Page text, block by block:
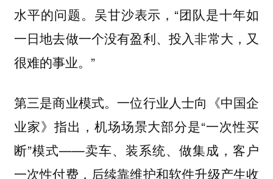
水平的问题。吴甘沙表示，“团队是十年如
一日地去做一个没有盈利、投入非常大，又
很难的事业。”
第三是商业模式。一位行业人士向《中国企
业家》指出，机场场景大部分是“一次性买
断”模式——卖车、装系统、做集成，客户
一次性付费，后续靠维护和软件升级产生收